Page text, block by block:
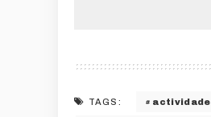
TAGS: actividade